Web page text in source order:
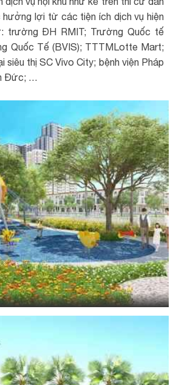
lợi từ các tiện ích dịch vụ hiện
trường ĐH RMIT; Trường Quốc tế
Quốc Tế (BVIS); TTTMLotte Mart;
siêu thị SC Vivo City; bệnh viện Pháp
Đức; …